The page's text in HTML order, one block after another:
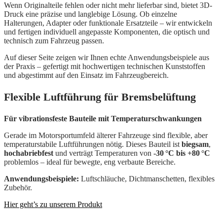
Wenn Originalteile fehlen oder nicht mehr lieferbar sind, bietet 3D-
Druck eine präzise und langlebige Lösung. Ob einzelne
Halterungen, Adapter oder funktionale Ersatzteile – wir entwickeln
und fertigen individuell angepasste Komponenten, die optisch und
technisch zum Fahrzeug passen.
Auf dieser Seite zeigen wir Ihnen echte Anwendungsbeispiele aus
der Praxis – gefertigt mit hochwertigen technischen Kunststoffen
und abgestimmt auf den Einsatz im Fahrzeugbereich.
Flexible Luftführung für Bremsbelüftung
Für vibrationsfeste Bauteile mit Temperaturschwankungen
Gerade im Motorsportumfeld älterer Fahrzeuge sind flexible, aber
temperaturstabile Luftführungen nötig. Dieses Bauteil ist biegsam,
hochabriebfest und verträgt Temperaturen von -30 °C bis +80 °C
problemlos – ideal für bewegte, eng verbaute Bereiche.
Anwendungsbeispiele: Luftschläuche, Dichtmanschetten, flexibles
Zubehör.
Hier geht’s zu unserem Produkt